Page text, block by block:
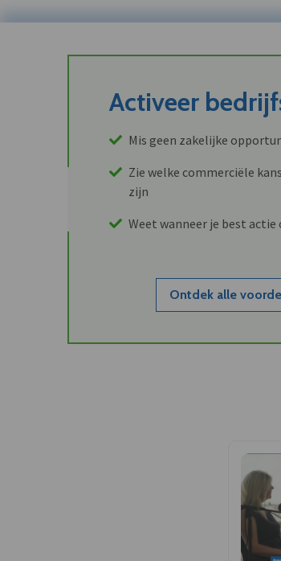
Activeer
Mis geen zakelijke
Zie welke commerciële
zijn
Weet wanneer je best
Ontdek alle